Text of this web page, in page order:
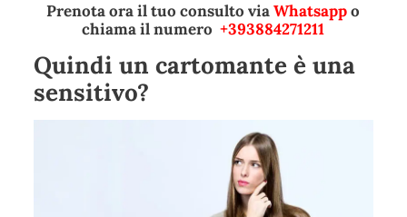
Prenota ora il tuo consulto viaWhatsappo
chiama il numero+393884271211
Quindi un cartomante è una
sensitivo?